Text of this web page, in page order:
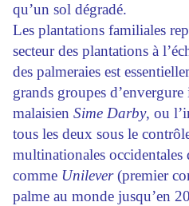
qu’un sol dégradé.
Les plantations familiales
secteur des plantations à
des palmeraies est
grands groupes
malaisien Sime Darby, ou
tous les deux sous le
multinationales occidentales
comme Unilever(premier
palme au monde jusqu’en